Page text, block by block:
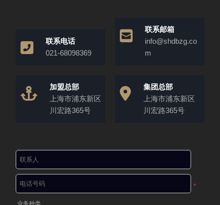
联系电话
021-68098369
联系邮箱
info@shdbzg.co
m
加盟总部
上海市浦东新区
川宏路365号
集团总部
上海市浦东新区
川宏路365号
*
业务种类